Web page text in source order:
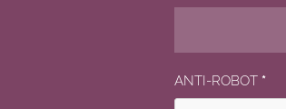
ANTI-ROBOT *